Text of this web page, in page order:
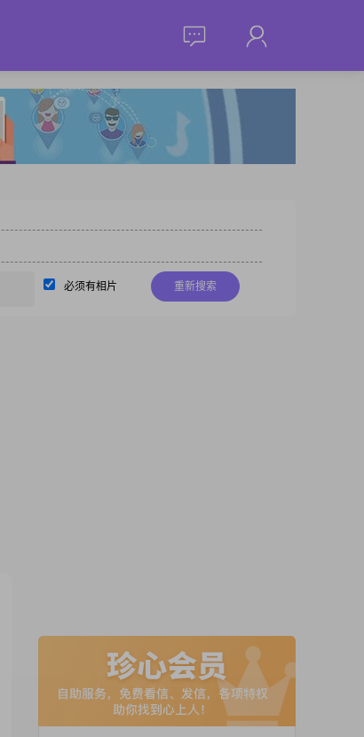
必须有相片 重新搜索